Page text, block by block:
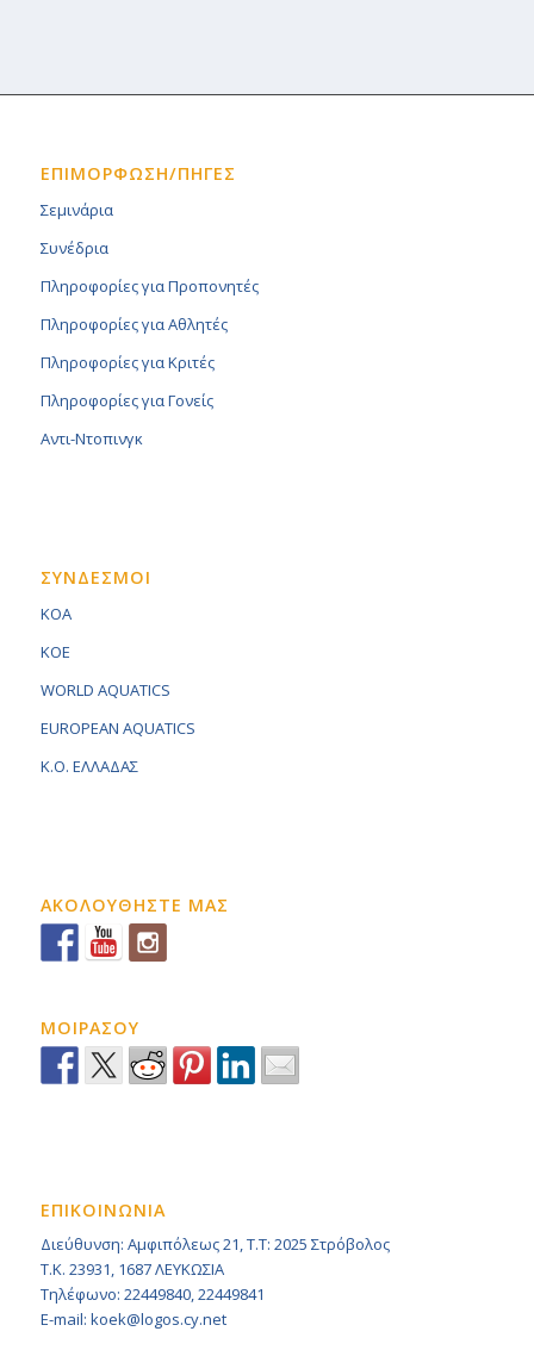
ΕΠΙΜΟΡΦΩΣΗ/ΠΗΓΕΣ
Σεμινάρια
Συνέδρια
Πληροφορίες για Προπονητές
Πληροφορίες για Αθλητές
Πληροφορίες για Κριτές
Πληροφορίες για Γονείς
Αντι-Ντοπινγκ
ΣΥΝΔΕΣΜΟΙ
KOA
KOE
WORLD AQUATICS
EUROPEAN AQUATICS
K.O. ΕΛΛΑΔΑΣ
ΑΚΟΛΟΥΘΗΣΤΕ ΜΑΣ
ΜΟΙΡΑΣΟΥ
ΕΠΙΚΟΙΝΩΝΙΑ
Διεύθυνση: Αμφιπόλεως 21, Τ.Τ: 2025 Στρόβολος
Τ.Κ. 23931, 1687 ΛΕΥΚΩΣΙΑ
Τηλέφωνο: 22449840, 22449841
E-mail: koek@logos.cy.net